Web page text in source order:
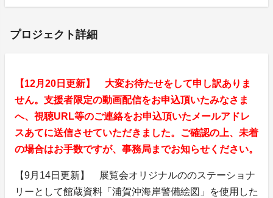
プロジェクト詳細
【12月20日更新】 大変お待たせをして申し訳ありま
せん。支援者限定の動画配信をお申込頂いたみなさま
へ、視聴URL等のご連絡をお申込頂いたメールアドレ
スあてに送信させていただきました。ご確認の上、未着
の場合はお手数ですが、事務局までお知らせください。
【9月14日更新】 展覧会オリジナルののステーショナ
リーとして館蔵資料「浦賀沖海岸警備絵図」を使用した